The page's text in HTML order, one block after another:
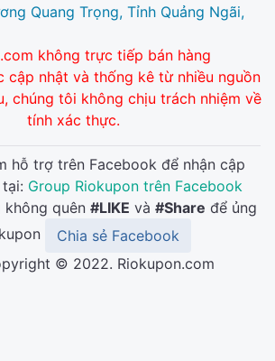
Quang Trọng, Tỉnh Quảng Ngãi,
không trực tiếp bán hàng
cập nhật và thống kê từ nhiều nguồn
chúng tôi không chịu trách nhiệm về
tính xác thực.
hỗ trợ trên Facebook để nhận cập
Group Riokupon trên Facebook
quên #LIKE và #Share để ủng
Chia sẻ Facebook
© 2022. Riokupon.com